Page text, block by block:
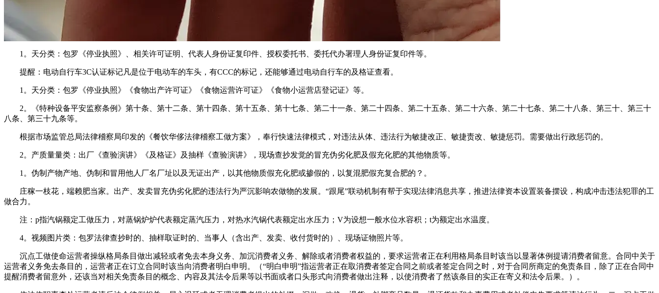
1。天分类：包罗《停业执照》、相关许可证明、代表人身份证复印件、授权委托书、委托代办署理人身份证复印件等。
提醒：电动自行车3C认证标记凡是位于电动车的车头，有CCC的标记，还能够通过电动自行车的及格证查看。
1。天分类：包罗《停业执照》《食物出产许可证》《食物运营许可证》《食物小运营店登记证》等。
2。《特种设备平安监察条例》第十条、第十二条、第十四条、第十五条、第十七条、第二十一条、第二十四条、第二十五条、第二十六条、第二十七条、第二十八条、第三十、第三十
八条、第三十九条等。
根据市场监管总局法律稽察局印发的《餐饮华侈法律稽察工做方案》，奉行快速法律模式，对违法从体、违法行为敏捷改正、敏捷责改、敏捷惩罚。需要做出行政惩罚的。
2。产质量量类：出厂《查验演讲》《及格证》及抽样《查验演讲》，现场查抄发觉的冒充伪劣化肥及假充化肥的其他物质等。
1。伪制产物产地、伪制和冒用他人厂名厂址以及无证出产，以其他物质假充化肥或掺假的，以复混肥假充复合肥的？。
庄稼一枝花，端赖肥当家。出产、发卖冒充伪劣化肥的违法行为严沉影响农做物的发展。“跟尾”联动机制有帮于实现法律消息共享，推进法律资本设置装备摆设，构成冲击违法犯罪的工
做合力。
注：p指汽锅额定工做压力，对蒸锅炉炉代表额定蒸汽压力，对热水汽锅代表额定出水压力；V为设想一般水位水容积；t为额定出水温度。
4。视频图片类：包罗法律查抄时的、抽样取证时的、当事人（含出产、发卖、收付货时的）、现场证物照片等。
沉点工做使命运营者操纵格局条目做出减轻或者免去本身义务、加沉消费者义务、解除或者消费者权益的，要求运营者正在利用格局条目时该当以显著体例提请消费者留意。合同中关于
运营者义务免去条目的，运营者正在订立合同时该当向消费者明白申明。（“明白申明”指运营者正在取消费者签定合同之前或者签定合同之时，对于合同所商定的免责条目，除了正在合同中
提醒消费者留意外，还该当对相关免责条目的概念、内容及其法令后果等以书面或者口头形式向消费者做出注释，以使消费者了然该条目的实正在寄义和法令后果。）。